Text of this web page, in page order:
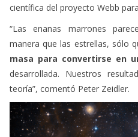
científica del proyecto Webb
“Las enanas marrones
manera que las estrellas, sólo
masa para convertirse en
desarrollada. Nuestros
teoría”, comentó Peter Zeidler.